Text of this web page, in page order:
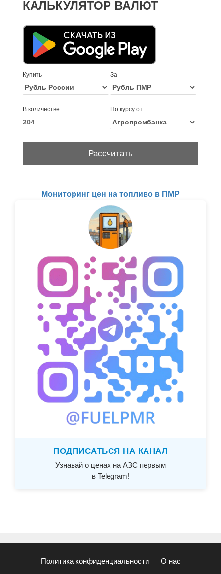
КАЛЬКУЛЯТОР ВАЛЮТ
Купить За
В количестве По курсу от
Мониторинг цен на топливо в ПМР
ПОДПИСАТЬСЯ НА КАНАЛ
Узнавай о ценах на АЗС первым
в Telegram!
Политика конфиденциальности О нас